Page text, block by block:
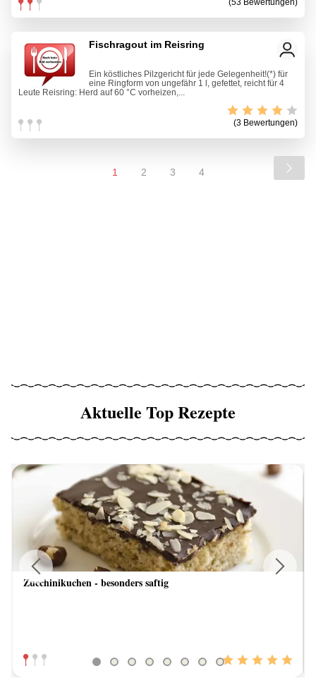
(53 Bewertungen)
Fischragout im Reisring
Ein köstliches Pilzgericht für jede Gelegenheit!(*) für
eine Ringform von ungefähr 1 l, gefettet, reicht für 4
Leute Reisring: Herd auf 60 °C vorheizen,...
(3 Bewertungen)
1 2 3 4
Aktuelle Top Rezepte
Zucchinikuchen - besonders saftig
Previous